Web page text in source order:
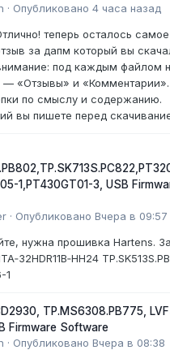
· Опубликовано 4 часа назад
теперь осталось
за дапм который вы
под каждым файлом
— «Отзывы» и
по смыслу и содержанию.
вы пишете перед
1,PT430GT01-3, USB
· Опубликовано Вчера в 09:57
нужна прошивка Hartens.
1
TP.MS6308.PB775,
Firmware Software
· Опубликовано Вчера в 08:38